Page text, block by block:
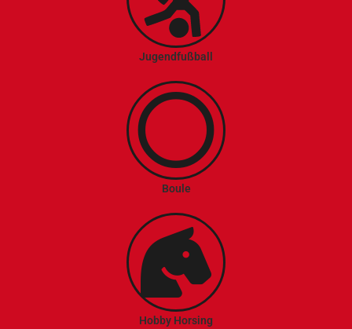
Jugendfußball
Boule
Hobby Horsing